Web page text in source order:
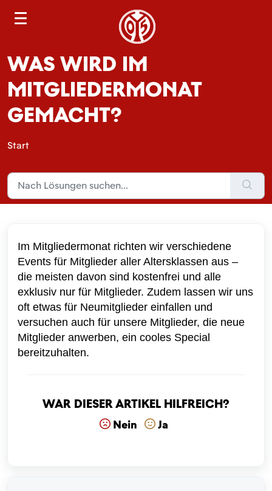
WAS WIRD IM
MITGLIEDERMONAT
GEMACHT?
Start
Im Mitgliedermonat richten wir verschiedene
Events für Mitglieder aller Altersklassen aus –
die meisten davon sind kostenfrei und alle
exklusiv nur für Mitglieder. Zudem lassen wir uns
oft etwas für Neumitglieder einfallen und
versuchen auch für unsere Mitglieder, die neue
Mitglieder anwerben, ein cooles Special
bereitzuhalten.
War dieser Artikel hilfreich?
Nein Ja